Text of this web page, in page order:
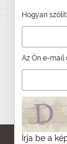
Hogyan
Az Ön e-mail
Írja be a